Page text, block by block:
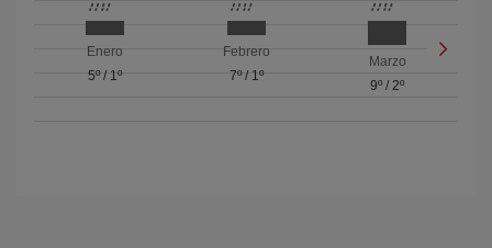
Enero
5º/ 1º
Febrero
7º/ 1º
Marzo
9º /2º